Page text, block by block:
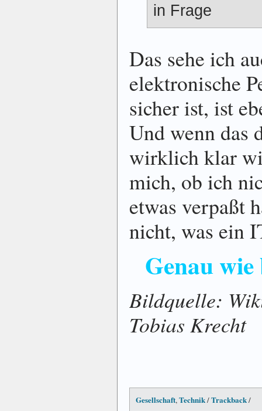
in Frage
Das sehe ich
elektronische
sicher ist, ist
Und wenn das
wirklich klar
mich, ob ich
etwas verpaßt
nicht, was ein
Genau
Bildquelle:
Tobias Krecht
Gesellschaft,Technik/Trackback/